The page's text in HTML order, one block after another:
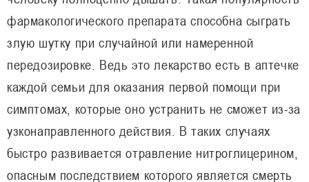
фармакологического препарата способна сыграть
злую шутку при случайной или намеренной
передозировке. Ведь это лекарство есть в аптечке
каждой семьи для оказания первой помощи при
симптомах, которые оно устранить не сможет из-за
узконаправленного действия. В таких случаях
быстро развивается отравление нитроглицерином,
опасным последствием которого является смерть